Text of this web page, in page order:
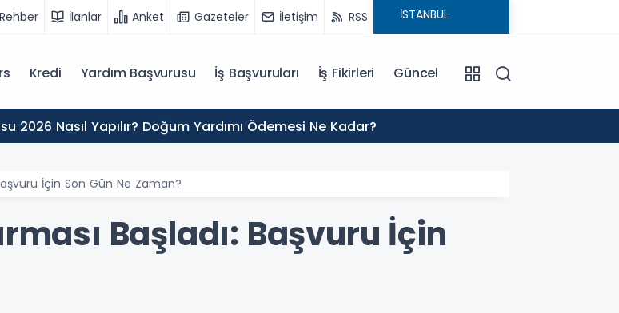
Rehber İlanlar Anket Gazeteler İletişim RSS
Kredi Yardım Başvurusu İş Başvuruları İş Fikirleri Güncel
2026 Nasıl Yapılır? Doğum Yardımı Ödemesi Ne Kadar?
İçin Son Gün Ne Zaman?
Başladı: Başvuru İçin